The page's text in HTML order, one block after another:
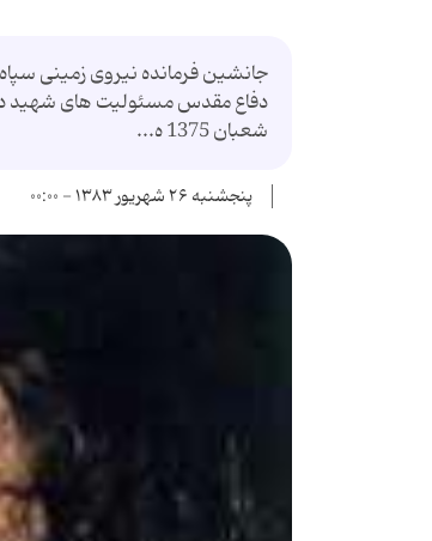
جانشین فرمانده نیروی زمینی
دفاع مقدس مسئولیت های شهید
شعبان 1375 ه...
پنجشنبه ۲۶ شهریور ۱۳۸۳ - ۰۰:۰۰